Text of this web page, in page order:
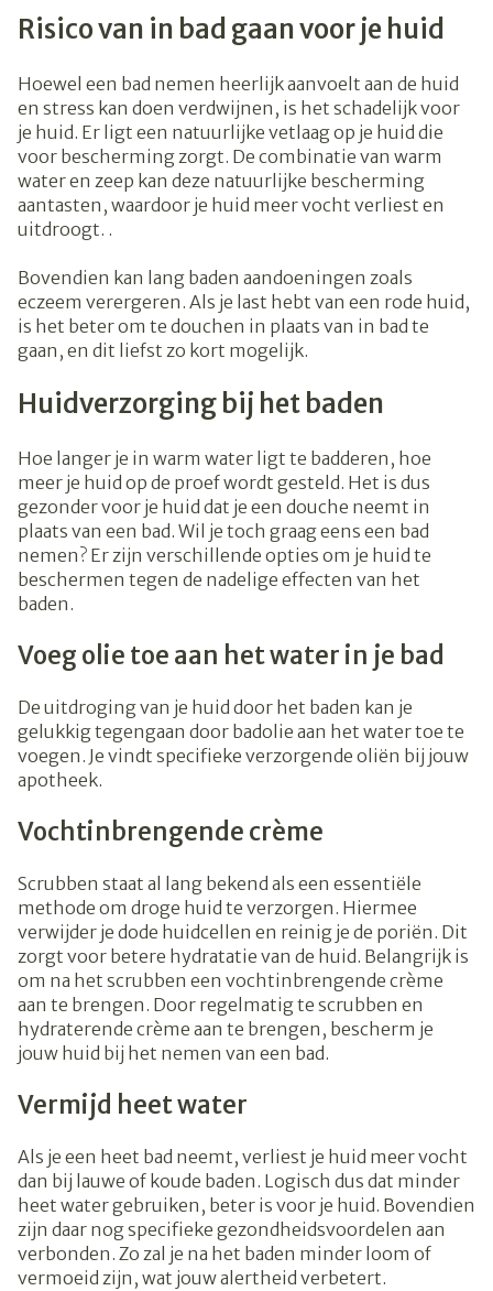
Risico van in bad gaan voor je huid
Hoewel een bad nemen heerlijk aanvoelt aan de huid
en stress kan doen verdwijnen, is het schadelijk voor
je huid. Er ligt een natuurlijke vetlaag op je huid die
voor bescherming zorgt. De combinatie van warm
water en zeep kan deze natuurlijke bescherming
aantasten, waardoor je huid meer vocht verliest en
uitdroogt. .
Bovendien kan lang baden aandoeningen zoals
eczeem verergeren. Als je last hebt van een rode huid,
is het beter om te douchen in plaats van in bad te
gaan, en dit liefst zo kort mogelijk.
Huidverzorging bij het baden
Hoe langer je in warm water ligt te badderen, hoe
meer je huid op de proef wordt gesteld. Het is dus
gezonder voor je huid dat je een douche neemt in
plaats van een bad. Wil je toch graag eens een bad
nemen? Er zijn verschillende opties om je huid te
beschermen tegen de nadelige effecten van het
baden.
Voeg olie toe aan het water in je bad
De uitdroging van je huid door het baden kan je
gelukkig tegengaan door badolie aan het water toe te
voegen. Je vindt specifieke verzorgende oliën bij jouw
apotheek.
Vochtinbrengende crème
Scrubben staat al lang bekend als een essentiële
methode om droge huid te verzorgen. Hiermee
verwijder je dode huidcellen en reinig je de poriën. Dit
zorgt voor betere hydratatie van de huid. Belangrijk is
om na het scrubben een vochtinbrengende crème
aan te brengen. Door regelmatig te scrubben en
hydraterende crème aan te brengen, bescherm je
jouw huid bij het nemen van een bad.
Vermijd heet water
Als je een heet bad neemt, verliest je huid meer vocht
dan bij lauwe of koude baden. Logisch dus dat minder
heet water gebruiken, beter is voor je huid. Bovendien
zijn daar nog specifieke gezondheidsvoordelen aan
verbonden. Zo zal je na het baden minder loom of
vermoeid zijn, wat jouw alertheid verbetert.